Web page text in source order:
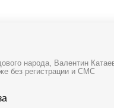
народа, Валентин
без регистрации и СМС